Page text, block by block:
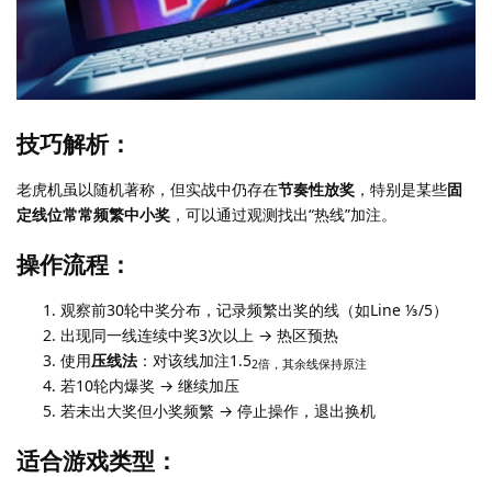
技巧解析：
老虎机虽以随机著称，但实战中仍存在节奏性放奖 ，特别是某些固
定线位常常频繁中小奖 ，可以通过观测找出“热线”加注。
操作流程：
观察前30轮中奖分布，记录频繁出奖的线（如Line ⅓/5）
出现同一线连续中奖3次以上 → 热区预热
使用压线法 ：对该线加注1.52倍，其余线保持原注
若10轮内爆奖 → 继续加压
若未出大奖但小奖频繁 → 停止操作，退出换机
适合游戏类型：